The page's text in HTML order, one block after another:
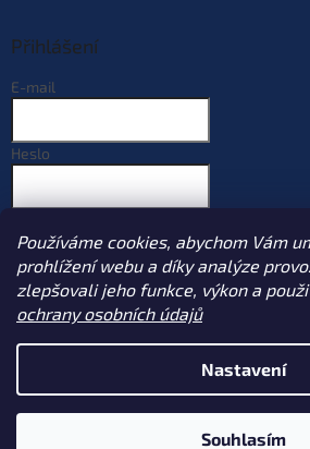
Používáme cookies, abychom Vám
prohlížení webu a díky analýze
zlepšovali jeho funkce, výkon a
ochrany osobních údajů
Nastavení
Souhlasím
Přihlášení
E-mail
Heslo
Nová registrace
Zapomenuté heslo
nastavení cookies